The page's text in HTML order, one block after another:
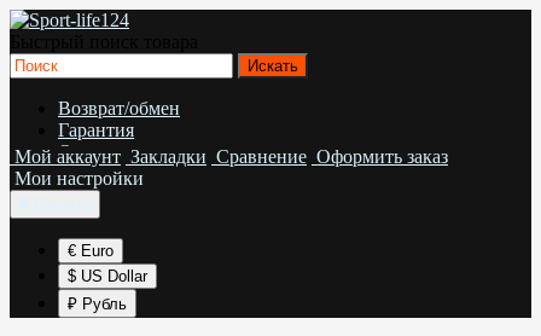
Возврат/обмен
Гарантия
Отзывы
Условия отправки
Условия соглашения
Политика безопасности
Мой аккаунт Закладки Сравнение Оформить заказ
Мои настройки
€ Euro
$ US Dollar
₽ Рубль